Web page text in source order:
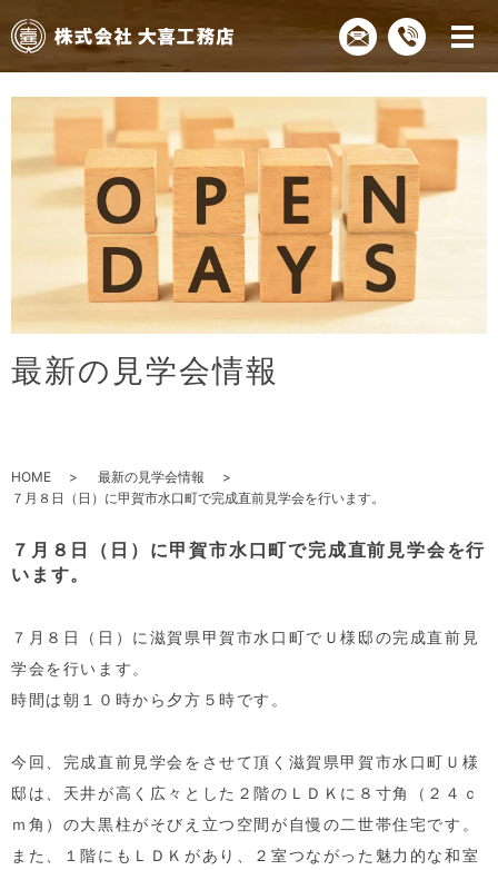
最新の 見学会情報
HOME
最新の見学会情報
７月８日（日）に甲賀市水口町で完成直前見学会を行います。
７月８日（日）に甲賀市水口町で完成直前見学会を行
います。
７月８日（日）に滋賀県甲賀市水口町でＵ様邸の完成直前見
学会を行います。
時間は朝１０時から夕方５時です。
今回、完成直前見学会をさせて頂く滋賀県甲賀市水口町Ｕ様
邸は、天井が高く広々とした２階のＬＤＫに８寸角（２４ｃ
ｍ角）の大黒柱がそびえ立つ空間が自慢の二世帯住宅です。
また、１階にもＬＤＫがあり、２室つながった魅力的な和室